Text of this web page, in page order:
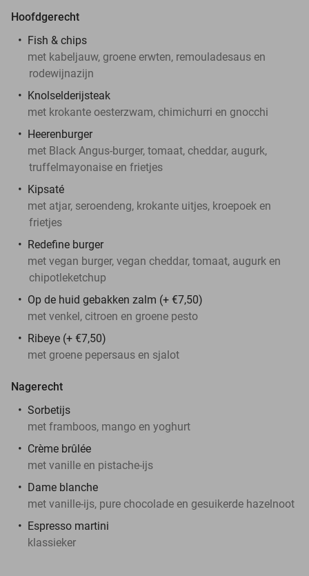
Hoofdgerecht
Fish & chips
met kabeljauw, groene erwten, remouladesaus en
rodewijnazijn
Knolselderijsteak
met krokante oesterzwam, chimichurri en gnocchi
Heerenburger
met Black Angus-burger, tomaat, cheddar, augurk,
truffelmayonaise en frietjes
Kipsaté
met atjar, seroendeng, krokante uitjes, kroepoek en
frietjes
Redefine burger
met vegan burger, vegan cheddar, tomaat, augurk en
chipotleketchup
Op de huid gebakken zalm (+ €7,50)
met venkel, citroen en groene pesto
Ribeye (+ €7,50)
met groene pepersaus en sjalot
Nagerecht
Sorbetijs
met framboos, mango en yoghurt
Crème brûlée
met vanille en pistache-ijs
Dame blanche
met vanille-ijs, pure chocolade en gesuikerde hazelnoot
Espresso martini
klassieker